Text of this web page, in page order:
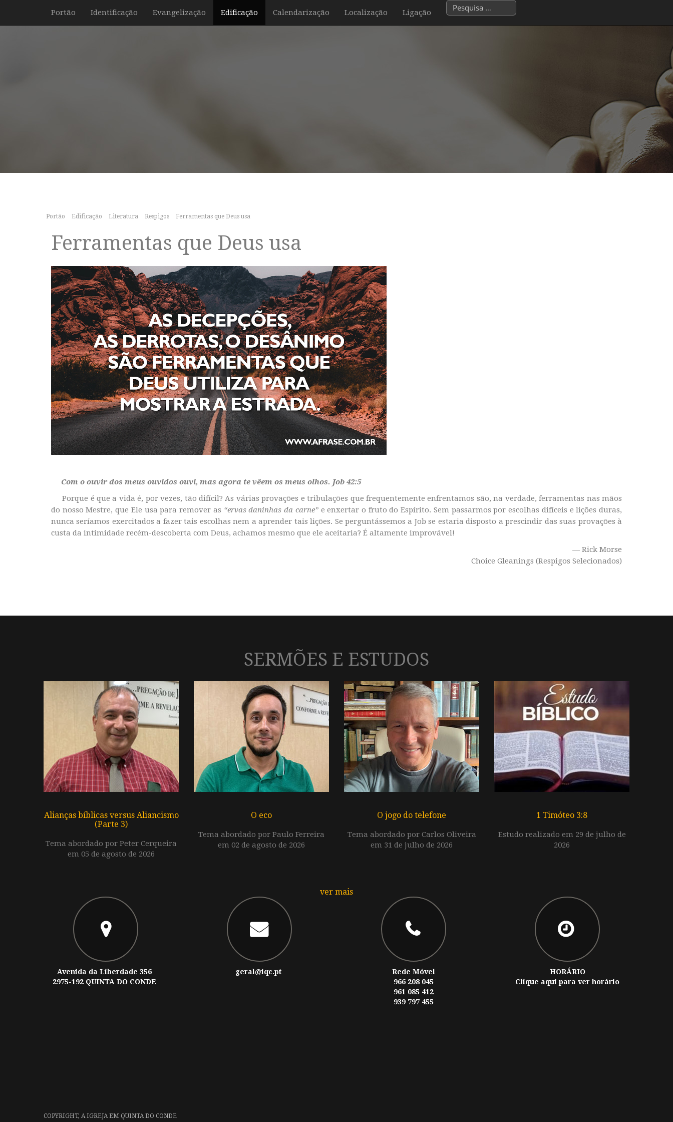
Portão Identificação Evangelização Edificação Calendarização Localização Ligação
Portão Edificação Literatura Respigos Ferramentas que Deus usa
Ferramentas que Deus usa
Com o ouvir dos meus ouvidos ouvi, mas agora te vêem os meus olhos. Job 42:5
Porque é que a vida é, por vezes, tão difícil? As várias provações e tribulações que frequentemente enfrentamos são, na verdade, ferramentas nas mãos
do nosso Mestre, que Ele usa para remover as “ervas daninhas da carne”e enxertar o fruto do Espírito. Sem passarmos por escolhas difíceis e lições duras,
nunca seríamos exercitados a fazer tais escolhas nem a aprender tais lições. Se perguntássemos a Job se estaria disposto a prescindir das suas provações à
custa da intimidade recém-descoberta com Deus, achamos mesmo que ele aceitaria? É altamente improvável!
— Rick Morse
Choice Gleanings (Respigos Selecionados)
SERMÕES E ESTUDOS
Alianças bíblicas versus Aliancismo
(Parte 3)
Tema abordado por Peter Cerqueira
em 05 de agosto de 2026
O eco
Tema abordado por Paulo Ferreira
em 02 de agosto de 2026
O jogo do telefone
Tema abordado por Carlos Oliveira
em 31 de julho de 2026
1 Timóteo 3:8
Estudo realizado em 29 de julho de
2026
ver mais
Avenida da Liberdade 356
2975-192 QUINTA DO CONDE
geral@iqc.pt
Rede Móvel
966 208 045
961 085 412
939 797 455
HORÁRIO
Clique aqui para ver horário
COPYRIGHT, A IGREJA EM QUINTA DO CONDE